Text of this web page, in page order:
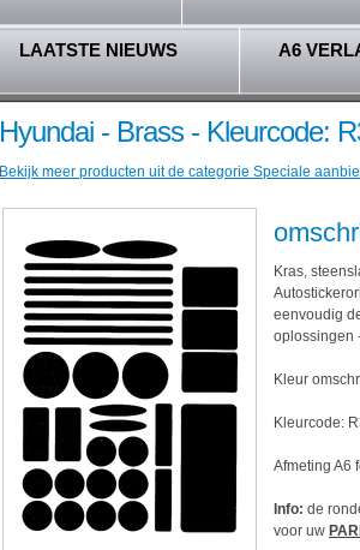
LAATSTE NIEUWS A6
Hyundai - Brass - Kleurcode:
Bekijk meer producten uit de categorie Speciale
Kras,
eenvoudig
oplossingen
Kleur
Kleurcode:
Afmeting A6
Info: de
voor uw